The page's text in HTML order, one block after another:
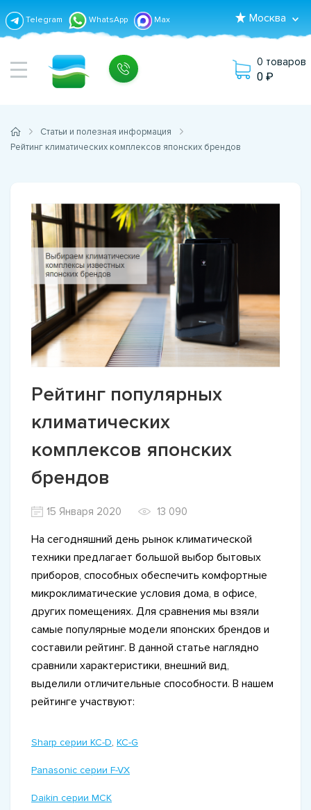
Telegram WhatsApp Max Москва
0 товаров
0
Статьи и полезная информация
Рейтинг климатических комплексов японских брендов
Рейтинг популярных
климатических
комплексов японских
брендов
15 Января 2020 13 090
На сегодняшний день рынок климатической
техники предлагает большой выбор бытовых
приборов, способных обеспечить комфортные
микроклиматические условия дома, в офисе,
других помещениях. Для сравнения мы взяли
самые популярные модели японских брендов и
составили рейтинг. В данной статье наглядно
сравнили характеристики, внешний вид,
выделили отличительные способности. В нашем
рейтинге участвуют:
Sharp серии KC-D, KC-G
Panasonic серии F-VX
Daikin серии MCK